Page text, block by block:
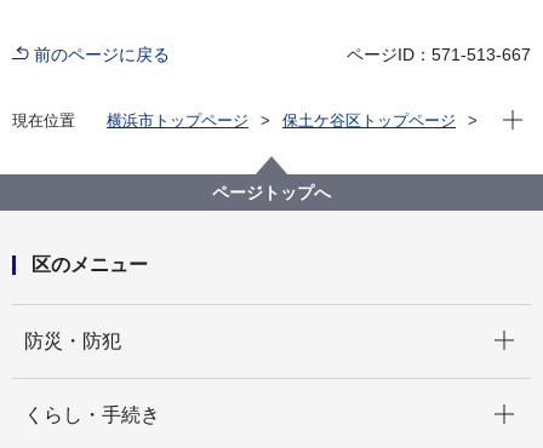
前のページに戻る ページID：571-513-667
現在位置 横浜市トップページ
保土ケ谷区トップページ
現在
ページトップへ
区のメニュー
防災・防犯
くらし・手続き